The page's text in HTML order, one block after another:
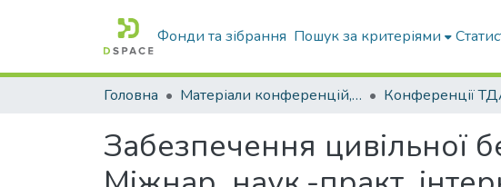
Фонди та зібрання Пошук за критеріями
Головна Матеріали конференцій, збірники ТДАТУ Конференції
Забезпечення цивільної